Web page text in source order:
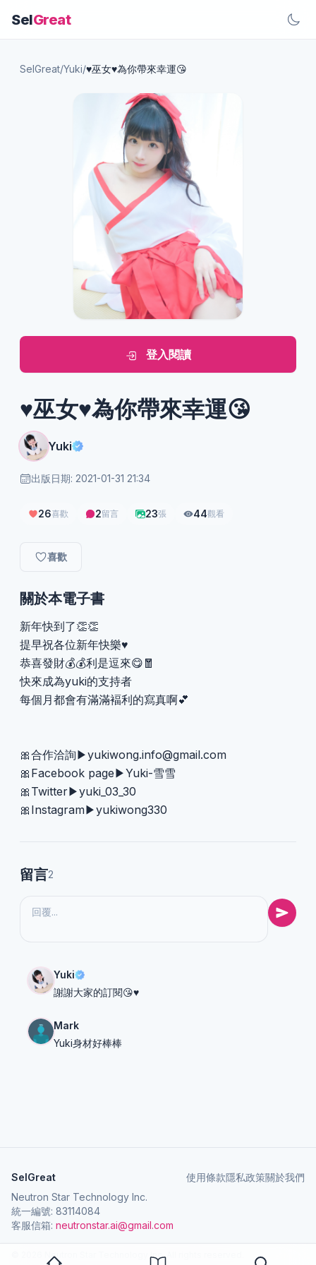
SelGreat
SelGreat/Yuki/♥️巫女♥️為你帶來幸運😘
登入閱讀
♥️巫女♥️為你帶來幸運😘
Yuki
出版日期: 2021-01-31 21:34
26喜歡 2留言 23張 44觀看
喜歡
關於本電子書
新年快到了👏👏
提早祝各位新年快樂♥️
恭喜發財💰💰利是逗來😋🧧
快來成為yuki的支持者
每個月都會有滿滿褔利的寫真啊💕
🎀合作洽詢▶yukiwong.info@gmail.com
🎀Facebook page▶Yuki-雪雪
🎀Twitter▶yuki_03_30
🎀Instagram▶yukiwong330
留言2
Yuki
謝謝大家的訂閱😘♥️
Mark
Yuki身材好棒棒
SelGreat
Neutron Star Technology Inc.
統一編號: 83114084
客服信箱: neutronstar.ai@gmail.com
使用條款隱私政策關於我們
© 2026 Neutron Star Technology Inc. All rights reserved.